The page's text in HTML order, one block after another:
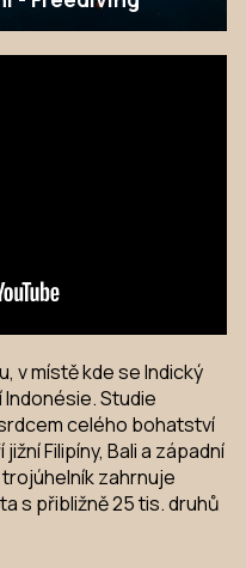
v místě kde se Indický
Studie
celého bohatství
Filipíny, Bali a západní
zahrnuje
s přibližně 25 tis. druhů